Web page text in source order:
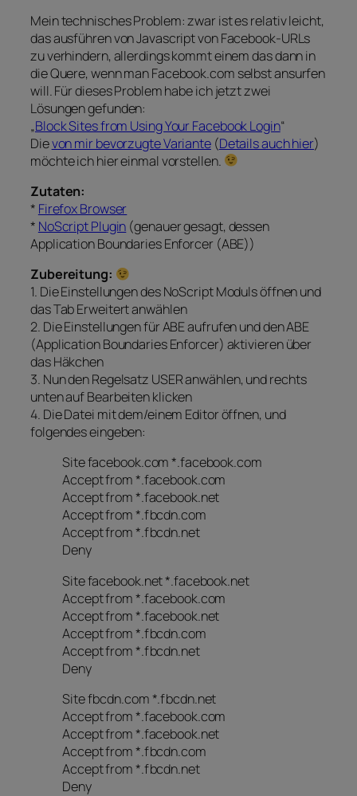
Mein technisches Problem: zwar ist es relativ leicht,
das ausführen von Javascript von Facebook-URLs
zu verhindern, allerdings kommt einem das dann in
die Quere, wenn man Facebook.com selbst ansurfen
will. Für dieses Problem habe ich jetzt zwei
Lösungen gefunden:
„Block Sites from Using Your Facebook Login“
Dievon mir bevorzugte Variante(Details auch hier)
möchte ich hier einmal vorstellen.
Zutaten:
* Firefox Browser
* NoScript Plugin (genauer gesagt, dessen
Application Boundaries Enforcer (ABE))
Zubereitung:
1. DieEinstellungendes NoScript Moduls öffnen und
das TabErweitertanwählen
2. Die Einstellungen fürABEaufrufen und denABE
(Application Boundaries Enforcer) aktivierenüber
das Häkchen
3. Nun den Regelsatz USERanwählen, und rechts
unten aufBearbeitenklicken
4. Die Datei mit dem/einem Editor öffnen, und
folgendes eingeben:
Site facebook.com *.facebook.com
Accept from *.facebook.com
Accept from *.facebook.net
Accept from *.fbcdn.com
Accept from *.fbcdn.net
Deny
Site facebook.net *.facebook.net
Accept from *.facebook.com
Accept from *.facebook.net
Accept from *.fbcdn.com
Accept from *.fbcdn.net
Deny
Site fbcdn.com *.fbcdn.net
Accept from *.facebook.com
Accept from *.facebook.net
Accept from *.fbcdn.com
Accept from *.fbcdn.net
Deny